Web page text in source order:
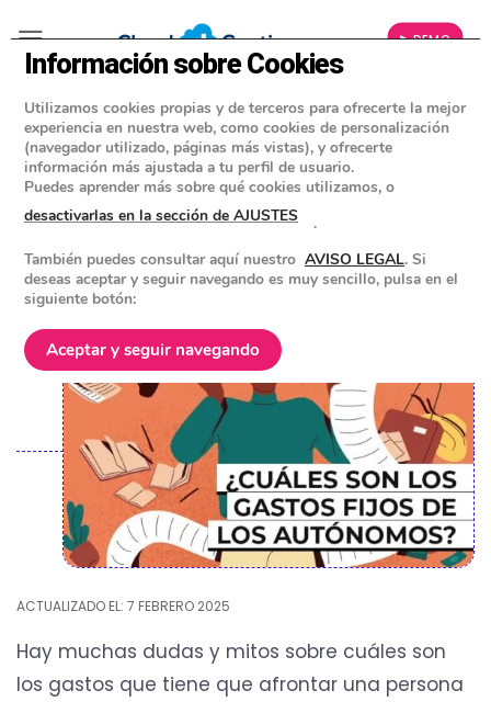
▶ DEMO
BLOG»ACTUALIDAD AUTÓNOMOS
¿Cuáles son los gastos fijos de los
autónomos?
POSTED ON7 SEPTIEMBRE 2021 BYEQUIPO DE CLOUD GESTION
ACTUALIZADO EL: 7 FEBRERO 2025
Hay muchas dudas y mitos sobre cuáles son
los gastos que tiene que afrontar una persona
Información sobre Cookies
Utilizamos cookies propias y de terceros para ofrecerte la mejor
experiencia en nuestra web, como cookies de personalización
(navegador utilizado, páginas más vistas), y ofrecerte
información más ajustada a tu perfil de usuario.
Puedes aprender más sobre qué cookies utilizamos, o
desactivarlas en la sección de AJUSTES
.
También puedes consultar aquí nuestro AVISO LEGAL. Si
deseas aceptar y seguir navegando es muy sencillo, pulsa en el
siguiente botón:
Aceptar y seguir navegando